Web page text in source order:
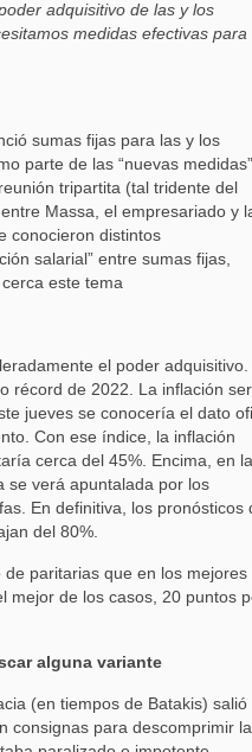
adquisitivo de las y los
medidas efectivas para
sumas fijas para las y los
parte de las “nuevas
tripartita (tal tridente del
Massa, el empresariado y
conocieron distintos
salarial” entre sumas fijas,
este tema
el poder adquisitivo.
récord de 2022. La inflación
jueves se conocería el dato
Con ese índice, la inflación
cerca del 45%. Encima, en la
se verá apuntalada por los
En definitiva, los pronósticos
del 80%.
paritarias que en los mejores
mejor de los casos, 20 puntos
alguna variante
(en tiempos de Batakis) salió
consignas para descomprimir la